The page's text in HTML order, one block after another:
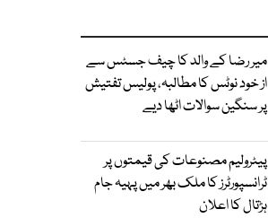
میر رضا کے والد کا چیف جسٹس سے
از خود نوٹس کا مطالبہ، پولیس تفتیش
پر سنگین سوالات اٹھا دیے
پیٹرولیم مصنوعات کی قیمتوں پر
ٹرانسپورٹرز کا ملک بھر میں پہیہ جام
ہڑتال کا اعلان